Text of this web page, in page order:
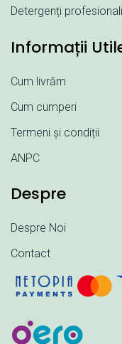
Detergenți profesionali
Informații
Cum livrăm
Cum cumperi
Termeni și condiții
ANPC
Despre
Despre Noi
Contact